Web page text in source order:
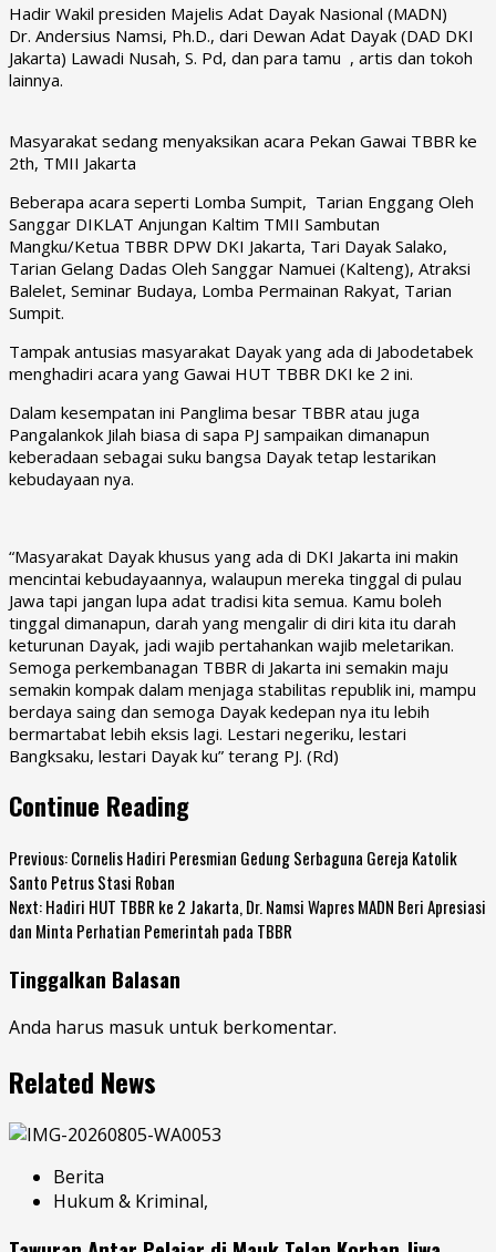
Hadir Wakil presiden Majelis Adat Dayak Nasional (MADN)
Dr. Andersius Namsi, Ph.D., dari Dewan Adat Dayak (DAD DKI
Jakarta) Lawadi Nusah, S. Pd, dan para tamu , artis dan tokoh
lainnya.
Masyarakat sedang menyaksikan acara Pekan Gawai TBBR ke
2th, TMII Jakarta
Beberapa acara seperti Lomba Sumpit, Tarian Enggang Oleh
Sanggar DIKLAT Anjungan Kaltim TMII Sambutan
Mangku/Ketua TBBR DPW DKI Jakarta, Tari Dayak Salako,
Tarian Gelang Dadas Oleh Sanggar Namuei (Kalteng), Atraksi
Balelet, Seminar Budaya, Lomba Permainan Rakyat, Tarian
Sumpit.
Tampak antusias masyarakat Dayak yang ada di Jabodetabek
menghadiri acara yang Gawai HUT TBBR DKI ke 2 ini.
Dalam kesempatan ini Panglima besar TBBR atau juga
Pangalankok Jilah biasa di sapa PJ sampaikan dimanapun
keberadaan sebagai suku bangsa Dayak tetap lestarikan
kebudayaan nya.
“Masyarakat Dayak khusus yang ada di DKI Jakarta ini makin
mencintai kebudayaannya, walaupun mereka tinggal di pulau
Jawa tapi jangan lupa adat tradisi kita semua. Kamu boleh
tinggal dimanapun, darah yang mengalir di diri kita itu darah
keturunan Dayak, jadi wajib pertahankan wajib meletarikan.
Semoga perkembanagan TBBR di Jakarta ini semakin maju
semakin kompak dalam menjaga stabilitas republik ini, mampu
berdaya saing dan semoga Dayak kedepan nya itu lebih
bermartabat lebih eksis lagi. Lestari negeriku, lestari
Bangksaku, lestari Dayak ku” terang PJ. (Rd)
Continue Reading
Previous:Cornelis Hadiri Peresmian Gedung Serbaguna Gereja Katolik
Santo Petrus Stasi Roban
Next:Hadiri HUT TBBR ke 2 Jakarta, Dr. Namsi Wapres MADN Beri Apresiasi
dan Minta Perhatian Pemerintah pada TBBR
Tinggalkan Balasan
Anda harus masuk untuk berkomentar.
Related News
Berita
Hukum & Kriminal,